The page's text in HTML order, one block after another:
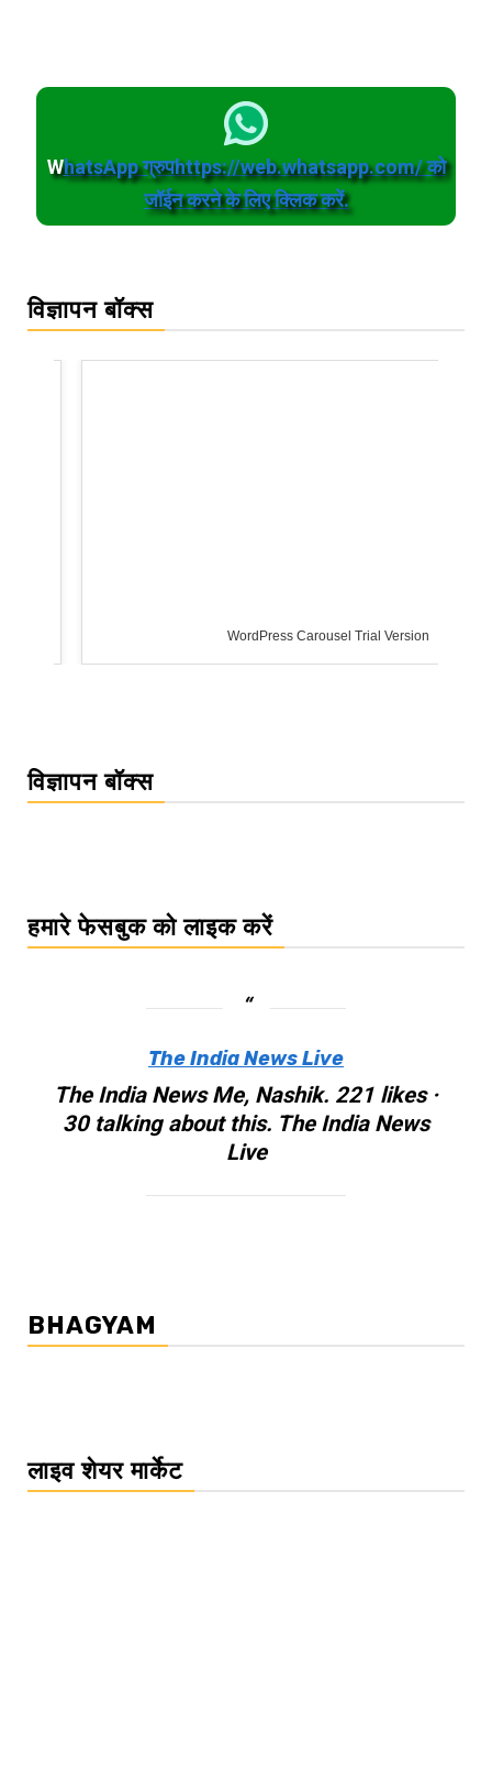
WhatsApp ग्रुपhttps://web.whatsapp.com/ को
जॉईन करने के लिए क्लिक करें.
विज्ञापन बॉक्स
WordPress Carousel Trial Version
विज्ञापन बॉक्स
हमारे फेसबुक को लाइक करें
The India News Live
The India News Me, Nashik. 221 likes ·
30 talking about this. The India News
Live
BHAGYAM
लाइव शेयर मार्केट